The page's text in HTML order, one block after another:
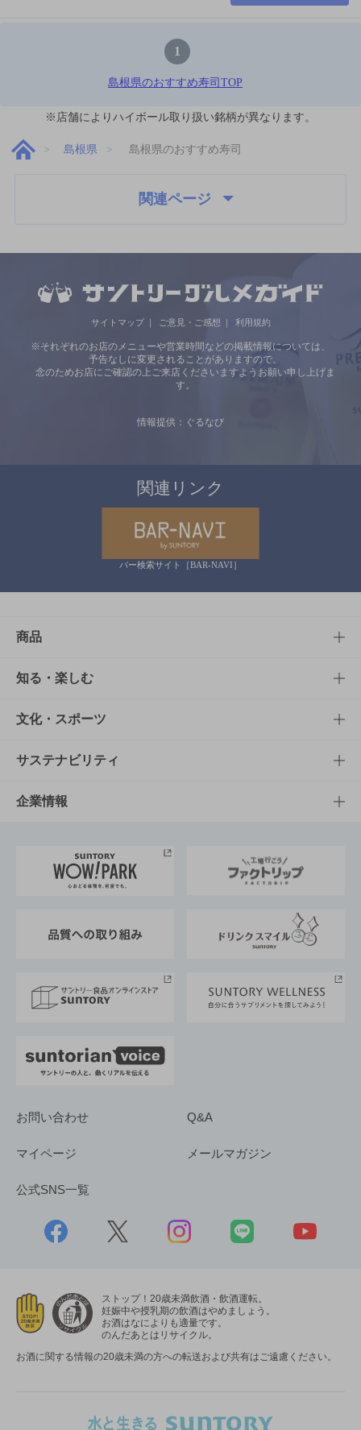
1
島根県のおすすめ寿司TOP
※店舗によりハイボール取り扱い銘柄が異なります。
島根県 島根県のおすすめ寿司
関連ページ
サイトマップ ご意見・ご感想 利用規約
※それぞれのお店のメニューや営業時間などの掲載情報については、
予告なしに変更されることがありますので、
念のためお店にご確認の上ご来店くださいますようお願い申し上げま
す。
情報提供：ぐるなび
関連リンク
バー検索サイト［BAR-NAVI］
商品
商品TOP
商品一覧
商品発売情報
栄養成分一覧
知る・楽しむ
知る・楽しむTOP
キャンペーン
工場見学
地域情報
文化・スポーツ
文化・スポーツTOP
サントリーホール
サントリーサンバーズ大阪
サステナビリティ
サステナビリティTOP
サントリーが考えるサステナビリティ経営
企業情報
企業概要
採用情報
お問い合わせ Q&A
マイページ メールマガジン
公式SNS一覧
ストップ！20歳未満飲酒・飲酒運転。
妊娠中や授乳期の飲酒はやめましょう。
お酒はなによりも適量です。
のんだあとはリサイクル。
お酒に関する情報の20歳未満の方への転送および共有はご遠慮ください。